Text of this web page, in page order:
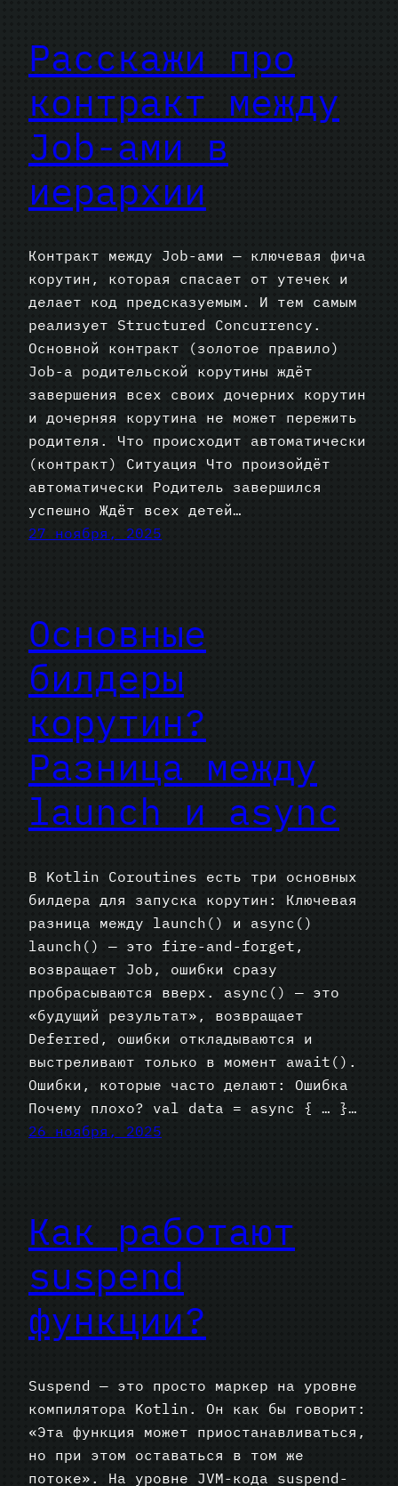
Расскажи про
контракт между
Job-ами в
иерархии
Контракт между Job-ами — ключевая фича
корутин, которая спасает от утечек и
делает код предсказуемым. И тем самым
реализует Structured Concurrency.
Основной контракт (золотое правило)
Job-а родительской корутины ждёт
завершения всех своих дочерних корутин
и дочерняя корутина не может пережить
родителя. Что происходит автоматически
(контракт) Ситуация Что произойдёт
автоматически Родитель завершился
успешно Ждёт всех детей…
27 ноября, 2025
Основные
билдеры
корутин?
Разница между
launch и async
В Kotlin Coroutines есть три основных
билдера для запуска корутин: Ключевая
разница между launch() и async()
launch() — это fire-and-forget,
возвращает Job, ошибки сразу
пробрасываются вверх. async() — это
«будущий результат», возвращает
Deferred, ошибки откладываются и
выстреливают только в момент await().
Ошибки, которые часто делают: Ошибка
Почему плохо? val data = async { … }…
26 ноября, 2025
Как работают
suspend
функции?
Suspend — это просто маркер на уровне
компилятора Kotlin. Он как бы говорит:
«Эта функция может приостанавливаться,
но при этом оставаться в том же
потоке». На уровне JVM-кода suspend-